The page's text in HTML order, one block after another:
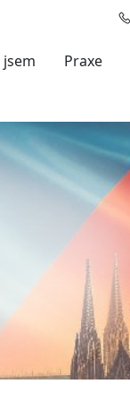
jsem Praxe